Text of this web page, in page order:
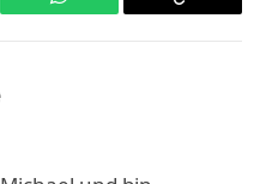
WhatsApp
Copy